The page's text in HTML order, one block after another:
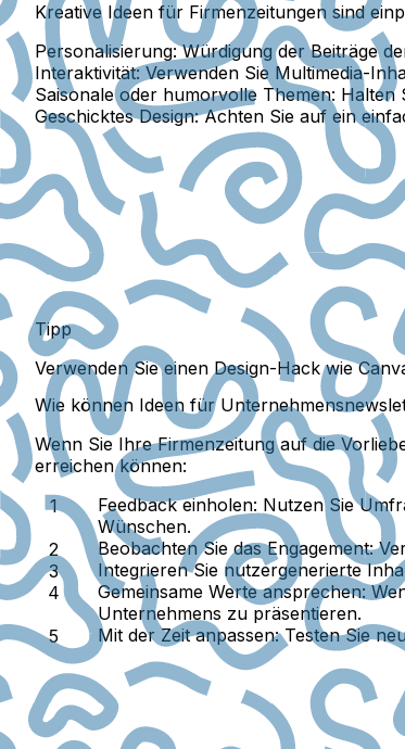
Kreative Ideen für Firmenzeitungen sind
Personalisierung:Würdigung der Beiträge
Interaktivität:Verwenden Sie Multimedia-
Saisonale oder humorvolle Themen: Halten
Geschicktes Design:Achten Sie auf ein
Tipp
Verwenden Sie einen Design-Hack wie
Wie können Ideen für
Wenn Sie Ihre Firmenzeitung auf die
erreichen können:
Feedback einholen: Nutzen Sie
Wünschen.
Beobachten Sie das Engagement:
Integrieren Sie nutzergenerierte
Gemeinsame Werte ansprechen:
Unternehmens zu präsentieren.
Mit der Zeit anpassen:Testen Sie